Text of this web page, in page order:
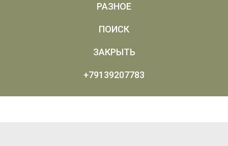
РАЗНОЕ
ПОИСК
ЗАКРЫТЬ
+79139207783